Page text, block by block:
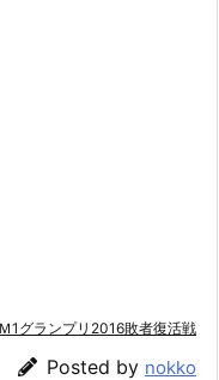
Ｍ1グランプリ2016敗者復活戦
Posted by nokko